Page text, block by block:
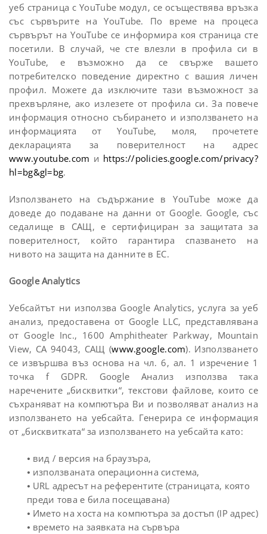
уеб страница с YouTube модул, се осъществява връзка
със сървърите на YouTube. По време на процеса
сървърът на YouTube се информира коя страница сте
посетили. В случай, че сте влезли в профила си в
YouTube, е възможно да се свърже вашето
потребителско поведение директно с вашия личен
профил. Можете да изключите тази възможност за
прехвърляне, ако излезете от профила си. За повече
информация относно събирането и използването на
информацията от YouTube, моля, прочетете
декларацията за поверителност на адрес
www.youtube.com и https://policies.google.com/privacy?
hl=bg&gl=bg.
Използването на съдържание в YouTube може да
доведе до подаване на данни от Google. Google, със
седалище в САЩ, е сертифициран за защитата за
поверителност, който гарантира спазването на
нивото на защита на данните в ЕС.
Google Analytics
Уебсайтът ни използва Google Analytics, услуга за уеб
анализ, предоставена от Google LLC, представлявана
от Google Inc., 1600 Amphitheater Parkway, Mountain
View, CA 94043, САЩ (www.google.com). Използването
се извършва въз основа на чл. 6, ал. 1 изречение 1
точка f GDPR. Google Анализ използва така
наречените „бисквитки“, текстови файлове, които се
съхраняват на компютъра Ви и позволяват анализ на
използването на уебсайта. Генерира се информация
от „бисквитката“ за използването на уебсайта като:
⦁ вид / версия на браузъра,
⦁ използваната операционна система,
⦁ URL адресът на референтите (страницата, която
преди това е била посещавана)
⦁ Името на хоста на компютъра за достъп (IP адрес)
⦁ времето на заявката на сървъра